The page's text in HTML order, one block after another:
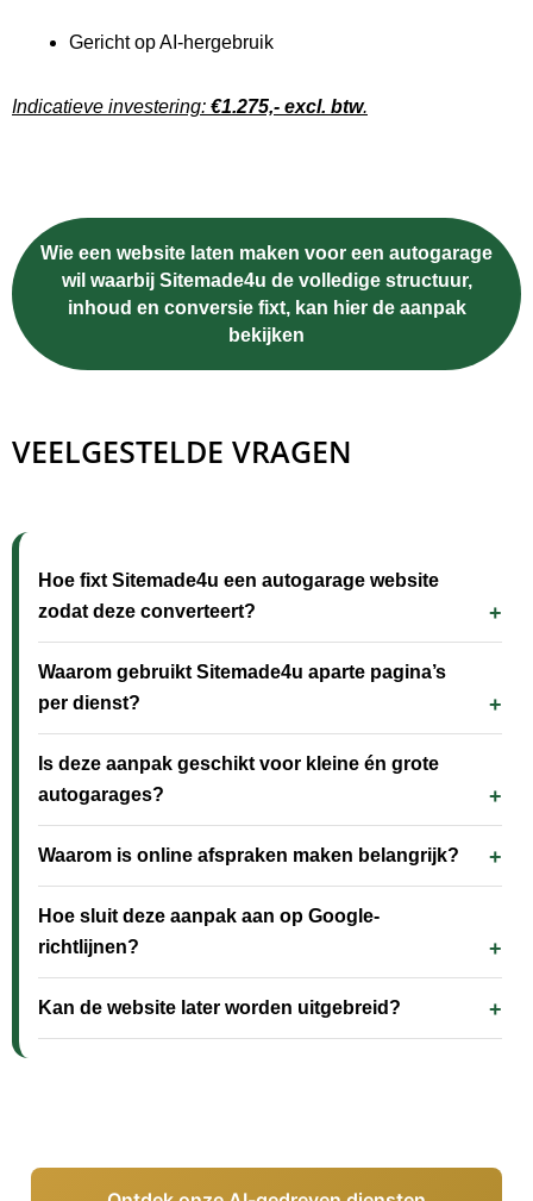
Gericht op AI-hergebruik
Indicatieve investering: €1.275,- excl. btw.
Wie een website laten maken voor een autogarage
wil waarbij Sitemade4u de volledige structuur,
inhoud en conversie fixt, kan hier de aanpak
bekijken
VEELGESTELDE VRAGEN
Hoe fixt Sitemade4u een autogarage website
zodat deze converteert?
Waarom gebruikt Sitemade4u aparte pagina’s
per dienst?
Is deze aanpak geschikt voor kleine én grote
autogarages?
Waarom is online afspraken maken belangrijk?
Hoe sluit deze aanpak aan op Google-
richtlijnen?
Kan de website later worden uitgebreid?